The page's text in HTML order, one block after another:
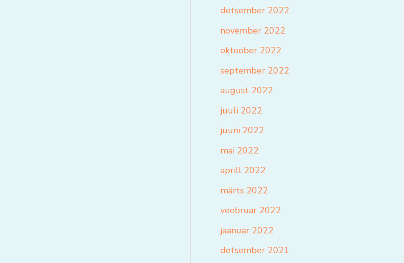
detsember 2022
november 2022
oktoober 2022
september 2022
august 2022
juuli 2022
juuni 2022
mai 2022
aprill 2022
märts 2022
veebruar 2022
jaanuar 2022
detsember 2021